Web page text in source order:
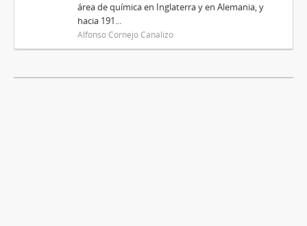
área de química en Inglaterra y en Alemania, y
hacia 191...
Alfonso Cornejo Canalizo